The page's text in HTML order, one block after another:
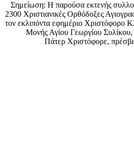
Σημείωση: Η παρούσα εκτενής
2300 Χριστιανικές Ορθόδοξες
τον εκλιπόντα εφημέριο Χριστόφορο
Μονής Αγίου Γεωργίου
Πάτερ Χριστόφορε,